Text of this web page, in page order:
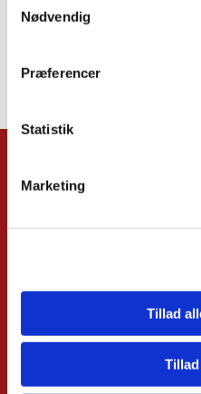
Nødvendig
Præferencer
Statistik
Marketing
Tillad
Kalender
Musikgudstjenester
Menighedsrådsmøder
Seniortræf